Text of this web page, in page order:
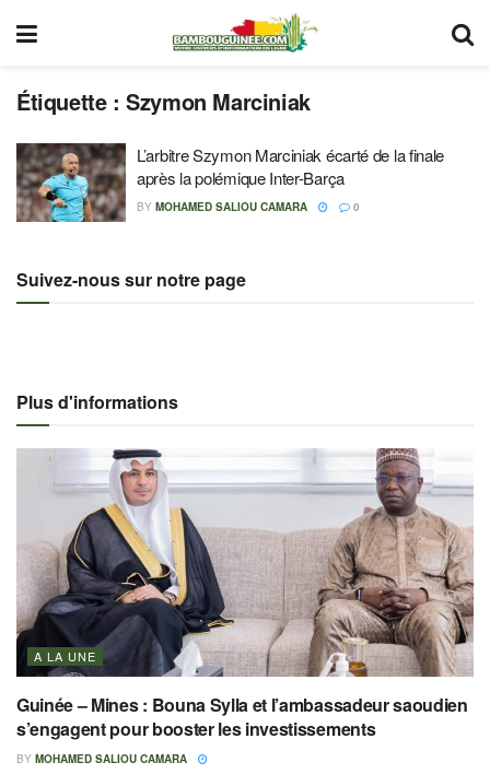
Étiquette :Szymon Marciniak
L’arbitre Szymon Marciniak écarté de la finale
après la polémique Inter-Barça
BY MOHAMED SALIOU CAMARA 0
Suivez-nous sur notre page
Plus d'informations
A LA UNE
Guinée – Mines : Bouna Sylla et l’ambassadeur saoudien
s’engagent pour booster les investissements
BY MOHAMED SALIOU CAMARA